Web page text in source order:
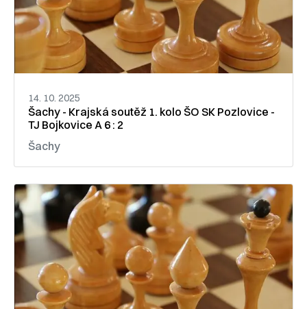
14. 10. 2025
Šachy - Krajská soutěž 1. kolo ŠO SK Pozlovice -
TJ Bojkovice A 6 : 2
Šachy